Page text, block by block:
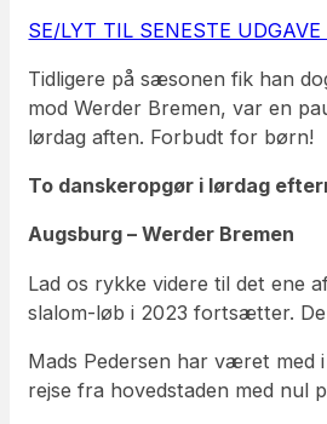
SE/LYT TIL SENESTE
Tidligere på sæsonen fik han
mod Werder Bremen, var en
lørdag aften. Forbudt for børn!
To danskeropgør i lørdag
Augsburg – Werder Bremen
Lad os rykke videre til det ene
slalom-løb i 2023 fortsætter.
Mads Pedersen har været med
rejse fra hovedstaden med nul